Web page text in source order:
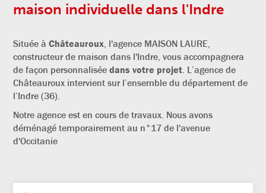
maison individuelle dans l'Indre
Située àChâteauroux, l'agence MAISON LAURE,
constructeur de maison dans l'Indre, vous accompagnera
de façon personnalisée dans votre projet. L’agence de
Châteauroux intervient sur l’ensemble du département de
l’Indre (36).
Notre agence est en cours de travaux. Nous avons
déménagé temporairement au n°17 de l'avenue
d'Occitanie